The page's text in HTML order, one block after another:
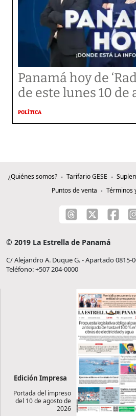
Panamá hoy de
de este lunes 10 de
POLÍTICA
¿Quiénes somos? Tarifario GESE
Puntos de venta
Términos
© 2019 La Estrella de Panamá
C/ Alejandro A. Duque G. - Apartado 0815-
Teléfono: +507 204-0000
Edición Impresa
Portada del impreso
del 10 de agosto de
2026